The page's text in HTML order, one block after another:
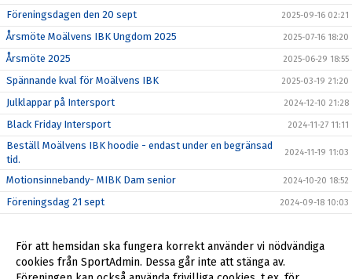
Föreningsdagen den 20 sept 2025-09-16 02:21
Årsmöte Moälvens IBK Ungdom 2025 2025-07-16 18:20
Årsmöte 2025 2025-06-29 18:55
Spännande kval för Moälvens IBK 2025-03-19 21:20
Julklappar på Intersport 2024-12-10 21:28
Black Friday Intersport 2024-11-27 11:11
Beställ Moälvens IBK hoodie - endast under en begränsad
tid.
2024-11-19 11:03
Motionsinnebandy- MIBK Dam senior 2024-10-20 18:52
Föreningsdag 21 sept 2024-09-18 10:03
Extra årsmöte 2024-09-03 18:07
Årsmöte MIBK 2024-08-19 20:48
För att hemsidan ska fungera korrekt använder vi nödvändiga
cookies från SportAdmin. Dessa går inte att stänga av.